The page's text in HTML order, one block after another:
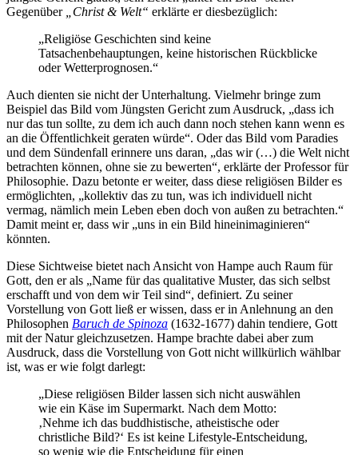
Gegenüber
„Christ & Welt“ erklärte er diesbezüglich:
„Religiöse Geschichten sind keine
Tatsachenbehauptungen, keine historischen Rückblicke
oder Wetterprognosen.“
Auch dienten sie nicht der Unterhaltung. Vielmehr bringe zum
Beispiel das Bild vom Jüngsten Gericht zum Ausdruck, „dass ich
nur das tun sollte, zu dem ich auch dann noch stehen kann wenn es
an die Öffentlichkeit geraten würde“. Oder das Bild vom Paradies
und dem Sündenfall erinnere uns daran, „das wir (…) die Welt nicht
betrachten können, ohne sie zu bewerten“, erklärte der Professor für
Philosophie. Dazu betonte er weiter, dass diese religiösen Bilder es
ermöglichten, „kollektiv das zu tun, was ich individuell nicht
vermag, nämlich mein Leben eben doch von außen zu betrachten.“
Damit meint er, dass wir „uns in ein Bild hineinimaginieren“
könnten.
Diese Sichtweise bietet nach Ansicht von Hampe auch Raum für
Gott, den er als „Name für das qualitative Muster, das sich selbst
erschafft und von dem wir Teil sind“, definiert. Zu seiner
Vorstellung von Gott ließ er wissen, dass er in Anlehnung an den
Philosophen Baruch de Spinoza (1632-1677) dahin tendiere, Gott
mit der Natur gleichzusetzen. Hampe brachte dabei aber zum
Ausdruck, dass die Vorstellung von Gott nicht willkürlich wählbar
ist, was er wie folgt darlegt:
„Diese religiösen Bilder lassen sich nicht auswählen
wie ein Käse im Supermarkt. Nach dem Motto:
‚Nehme ich das buddhistische, atheistische oder
christliche Bild?‘ Es ist keine Lifestyle-Entscheidung,
so wenig wie die Entscheidung für einen